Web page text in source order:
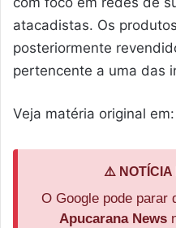
atacadistas. Os
posteriormente
pertencente a uma das
Veja matéria original em:
⚠️ NOTÍCIA
O Google pode parar
Apucarana News